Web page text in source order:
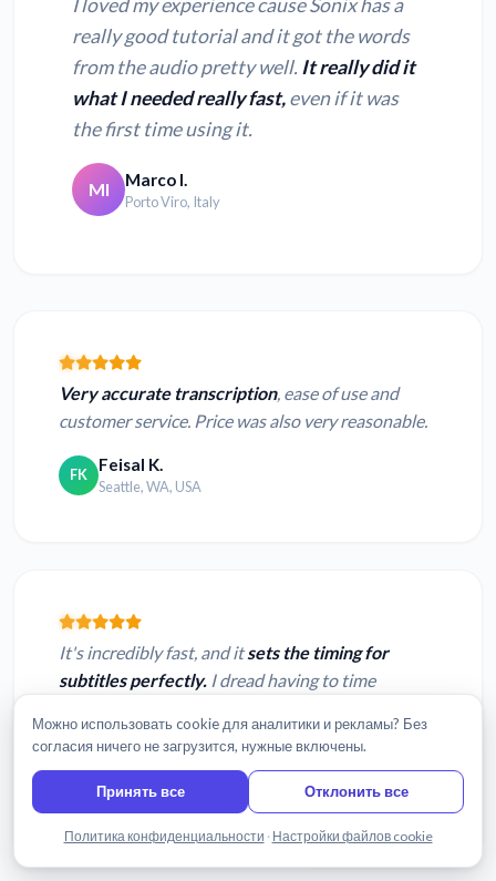
I loved my experience cause Sonix has a
really good tutorial and it got the words
from the audio pretty well. It really did it
what I needed really fast,even if it was
the first time using it.
MI Marco I.
Porto Viro, Italy
Very accurate transcription, ease of use and
customer service. Price was also very reasonable.
FK Feisal K.
Seattle, WA, USA
It's incredibly fast, and itsets the timing for
subtitles perfectly. I dread having to time
just by pressing Enter!
Porto Alegre, Brazil
Написать нам
Можно использовать cookie для аналитики и рекламы? Без
согласия ничего не загрузится, нужные включены.
Принять все Отклонить все
Политика конфиденциальности · Настройки файлов cookie